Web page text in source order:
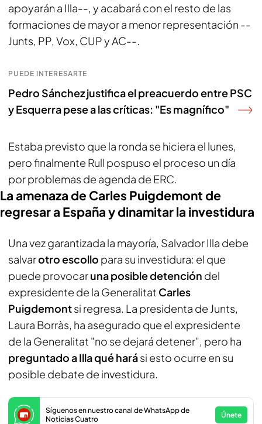
apoyarán a Illa--, y acabará con el resto de las
formaciones de mayor a menor representación --
Junts, PP, Vox, CUP y AC--.
PUEDE INTERESARTE
Pedro Sánchez justifica el preacuerdo entre PSC
y Esquerra pese a las críticas: "Es magnífico"
Estaba previsto que la ronda se hiciera el lunes,
pero finalmente Rull pospuso el proceso un día
por problemas de agenda de ERC.
La amenaza de Carles Puigdemont de
regresar a España y dinamitar la investidura
Una vez garantizada la mayoría, Salvador Illa debe
salvarotro escollo para su investidura: el que
puede provocaruna posible detención del
expresidente de la Generalitat Carles
Puigdemontsi regresa. La presidenta de Junts,
Laura Borràs, ha asegurado que el expresidente
de la Generalitat "no se dejará detener", pero ha
preguntado a Illa qué harási esto ocurre en su
posible debate de investidura.
Síguenos en nuestro canal de WhatsApp de
Noticias Cuatro
Únete